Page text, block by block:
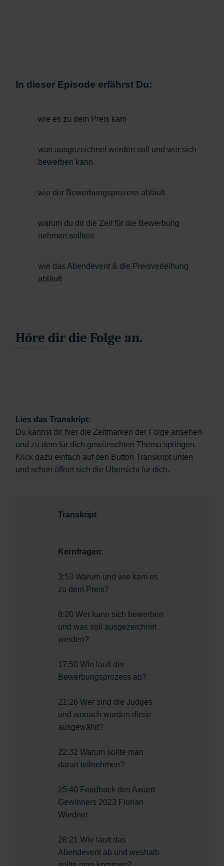
In dieser Episode erfährst Du:
wie es zu dem Preis kam
was ausgezeichnet werden soll und wer sich
bewerben kann
wie der Bewerbungsprozess abläuft
warum du dir die Zeit für die Bewerbung
nehmen solltest
wie das Abendevent & die Preisverleihung
abläuft
Höre dir die Folge an.
Lies das Transkript:
Du kannst dir hier die Zeitmarken der Folge ansehen
und zu dem für dich gewünschten Thema springen.
Klick dazu einfach auf den Button Transkript unten
und schon öffnet sich die Übersicht für dich.
Transkript
Kernfragen:
3:53 Warum und wie kam es
zu dem Preis?
8:20 Wer kann sich bewerben
und was soll ausgezeichnet
werden?
17:50 Wie läuft der
Bewerbungsprozess ab?
21:26 Wer sind die Judges
und wonach wurden diese
ausgewählt?
22:32 Warum sollte man
daran teilnehmen?
25:40 Feedback des Award
Gewinners 2023 Florian
Wiedner
28:21 Wie läuft das
Abendevent ab und weshalb